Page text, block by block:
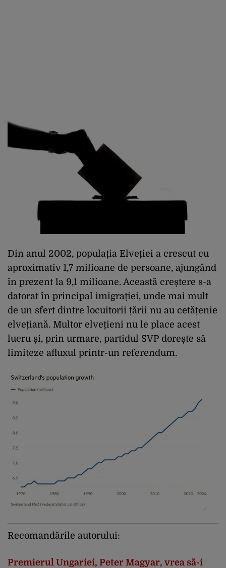
Din anul 2002, populația Elveției a crescut cu
aproximativ 1,7 milioane de persoane, ajungând
în prezent la 9,1 milioane. Această creștere s-a
datorat în principal imigrației, unde mai mult
de un sfert dintre locuitorii țării nu au cetățenie
elvețiană. Multor elvețieni nu le place acest
lucru și, prin urmare, partidul SVP dorește să
limiteze afluxul printr-un referendum.
Recomandările autorului:
Premierul Ungariei, Peter Magyar, vrea să-i